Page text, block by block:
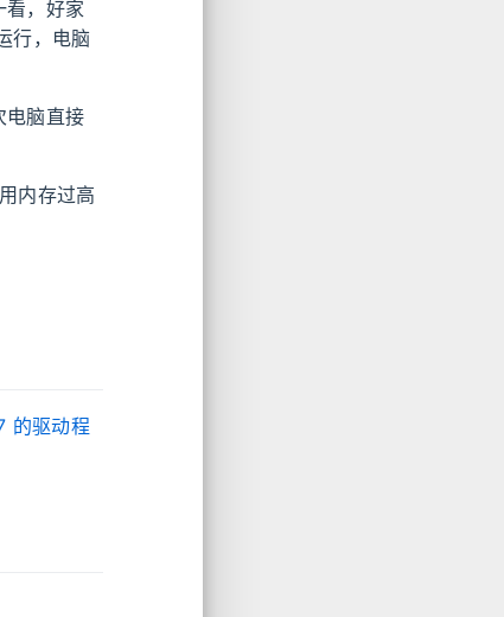
看，好家
行，电脑
电脑直接
内存过高
的驱动程